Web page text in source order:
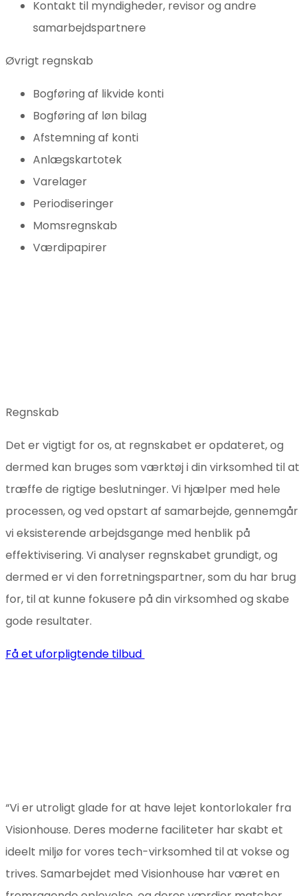
Kontakt til myndigheder, revisor og andre
samarbejdspartnere
Øvrigt regnskab
Bogføring af likvide konti
Bogføring af løn bilag
Afstemning af konti
Anlægskartotek
Varelager
Periodiseringer
Momsregnskab
Værdipapirer
Regnskab
Det er vigtigt for os, at regnskabet er opdateret, og
dermed kan bruges som værktøj i din virksomhed til at
træffe de rigtige beslutninger. Vi hjælper med hele
processen, og ved opstart af samarbejde, gennemgår
vi eksisterende arbejdsgange med henblik på
effektivisering. Vi analyser regnskabet grundigt, og
dermed er vi den forretningspartner, som du har brug
for, til at kunne fokusere på din virksomhed og skabe
gode resultater.
Få et uforpligtende tilbud
“Vi er utroligt glade for at have lejet kontorlokaler fra
Visionhouse. Deres moderne faciliteter har skabt et
ideelt miljø for vores tech-virksomhed til at vokse og
trives. Samarbejdet med Visionhouse har været en